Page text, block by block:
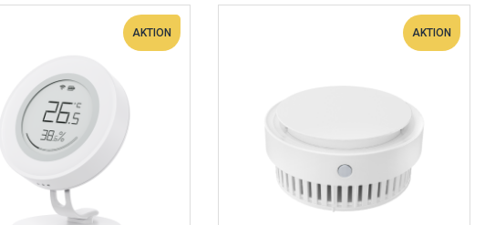
AKTION AKTION